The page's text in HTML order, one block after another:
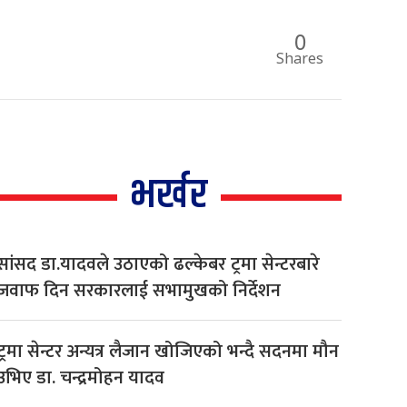
0
Shares
भर्खर
डा‍‍.यादवले उठाएको ढल्केबर ट्रमा सेन्टरबारे
दिन सरकारलाई सभामुखको निर्देशन
सेन्टर अन्यत्र लैजान खोजिएको भन्दै सदनमा मौन
डा. चन्द्रमोहन यादव